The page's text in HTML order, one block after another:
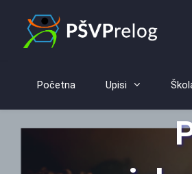
Početna Upisi